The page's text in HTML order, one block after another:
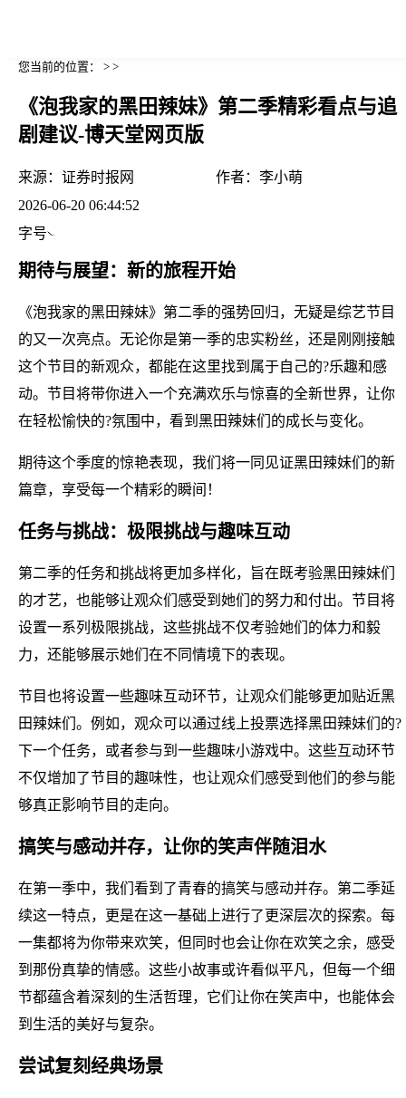
您当前的位置： > >
《泡我家的黑田辣妹》第二季精彩看点与追
剧建议-博天堂网页版
来源： 证券时报网 作者： 李小萌
2026-06-20 06:44:52
字号
期待与展望：新的旅程开始
《泡我家的黑田辣妹》第二季的强势回归，无疑是综艺节目
的又一次亮点。无论你是第一季的忠实粉丝，还是刚刚接触
这个节目的新观众，都能在这里找到属于自己的?乐趣和感
动。节目将带你进入一个充满欢乐与惊喜的全新世界，让你
在轻松愉快的?氛围中，看到黑田辣妹们的成长与变化。
期待这个季度的惊艳表现，我们将一同见证黑田辣妹们的新
篇章，享受每一个精彩的瞬间！
任务与挑战：极限挑战与趣味互动
第二季的任务和挑战将更加多样化，旨在既考验黑田辣妹们
的才艺，也能够让观众们感受到她们的努力和付出。节目将
设置一系列极限挑战，这些挑战不仅考验她们的体力和毅
力，还能够展示她们在不同情境下的表现。
节目也将设置一些趣味互动环节，让观众们能够更加贴近黑
田辣妹们。例如，观众可以通过线上投票选择黑田辣妹们的?
下一个任务，或者参与到一些趣味小游戏中。这些互动环节
不仅增加了节目的趣味性，也让观众们感受到他们的参与能
够真正影响节目的走向。
搞笑与感动并存，让你的笑声伴随泪水
在第一季中，我们看到了青春的搞笑与感动并存。第二季延
续这一特点，更是在这一基础上进行了更深层次的探索。每
一集都将为你带来欢笑，但同时也会让你在欢笑之余，感受
到那份真挚的情感。这些小故事或许看似平凡，但每一个细
节都蕴含着深刻的生活哲理，它们让你在笑声中，也能体会
到生活的美好与复杂。
尝试复刻经典场景